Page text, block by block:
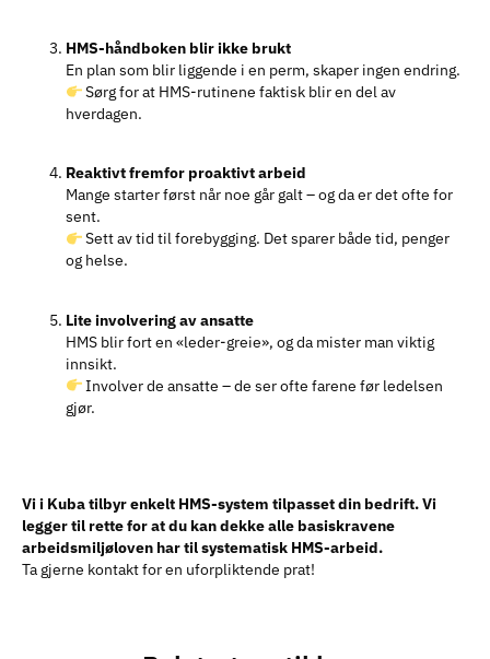
HMS-håndboken blir ikke brukt
En plan som blir liggende i en perm, skaper ingen endring.
Sørg for at HMS-rutinene faktisk blir en del av
hverdagen.
Reaktivt fremfor proaktivt arbeid
Mange starter først når noe går galt – og da er det ofte for
sent.
Sett av tid til forebygging. Det sparer både tid, penger
og helse.
Lite involvering av ansatte
HMS blir fort en «leder-greie», og da mister man viktig
innsikt.
Involver de ansatte – de ser ofte farene før ledelsen
gjør.
Vi i Kuba tilbyr enkelt HMS-system tilpasset din bedrift. Vi
legger til rette for at du kan dekke alle basiskravene
arbeidsmiljøloven har til systematisk HMS-arbeid.
Ta gjerne kontakt for en uforpliktende prat!